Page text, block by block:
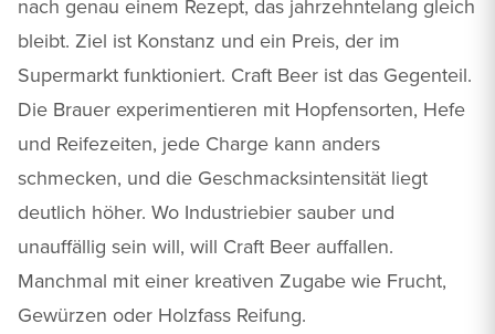
nach genau einem Rezept, das jahrzehntelang gleich
bleibt. Ziel ist Konstanz und ein Preis, der im
Supermarkt funktioniert. Craft Beer ist das Gegenteil.
Die Brauer experimentieren mit Hopfensorten, Hefe
und Reifezeiten, jede Charge kann anders
schmecken, und die Geschmacksintensität liegt
deutlich höher. Wo Industriebier sauber und
unauffällig sein will, will Craft Beer auffallen.
Manchmal mit einer kreativen Zugabe wie Frucht,
Gewürzen oder Holzfass Reifung.